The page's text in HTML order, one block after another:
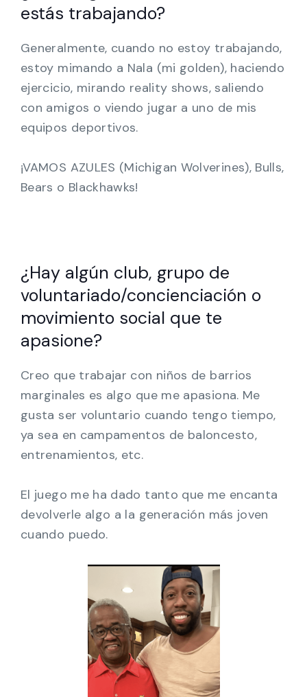
estás trabajando?
Generalmente, cuando no estoy trabajando,
estoy mimando a Nala (mi golden), haciendo
ejercicio, mirando reality shows, saliendo
con amigos o viendo jugar a uno de mis
equipos deportivos.
¡VAMOS AZULES (Michigan Wolverines), Bulls,
Bears o Blackhawks!
¿Hay algún club, grupo de
voluntariado/concienciación o
movimiento social que te
apasione?
Creo que trabajar con niños de barrios
marginales es algo que me apasiona. Me
gusta ser voluntario cuando tengo tiempo,
ya sea en campamentos de baloncesto,
entrenamientos, etc.
El juego me ha dado tanto que me encanta
devolverle algo a la generación más joven
cuando puedo.